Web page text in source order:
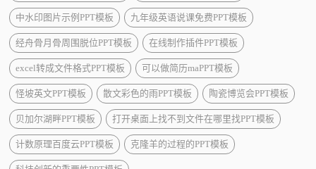
中水印图片示例PPT模板 九年级英语说课免费PPT模板
经舟骨月骨周围脱位PPT模板 在线制作插件PPT模板
excel转成文件格式PPT模板 可以做简历maPPT模板
怪坡英文PPT模板 散文彩色的雨PPT模板 陶瓷博览会PPT模板
贝加尔湖畔PPT模板 打开桌面上找不到文件在哪里找PPT模板
计数原理百度云PPT模板 克隆羊的过程的PPT模板